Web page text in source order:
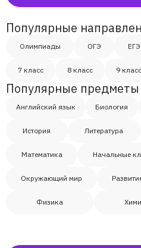
Егор
Иван
Марк
Популярные
Олимпиады ОГЭ ЕГЭ
7 класс 8 класс 9 класс
Популярные предметы
Английский язык Биология
История Литература
Математика Начальные
Окружающий мир
Физика